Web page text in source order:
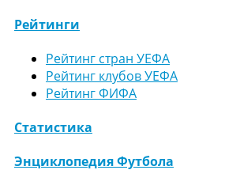
Рейтинги
Рейтинг стран УЕФА
Рейтинг клубов УЕФА
Рейтинг ФИФА
Статистика
Энциклопедия Футбола